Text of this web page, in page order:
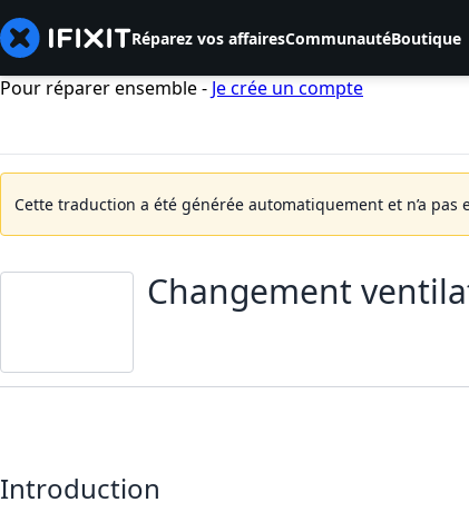
Réparez vos affairesCommunautéBoutique
Pour réparer ensemble - Je crée un compte
Cette traduction a été générée automatiquement et n’a pas
Changement
Introduction